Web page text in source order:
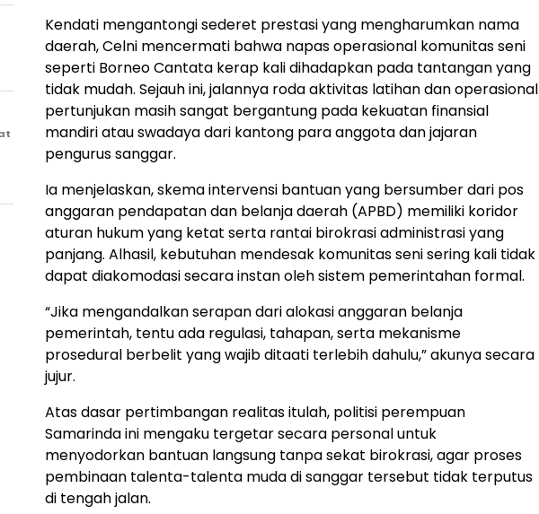
​Kendati mengantongi sederet prestasi yang mengharumkan nama
daerah, Celni mencermati bahwa napas operasional komunitas seni
seperti Borneo Cantata kerap kali dihadapkan pada tantangan yang
tidak mudah. Sejauh ini, jalannya roda aktivitas latihan dan operasional
pertunjukan masih sangat bergantung pada kekuatan finansial
mandiri atau swadaya dari kantong para anggota dan jajaran
pengurus sanggar.
​Ia menjelaskan, skema intervensi bantuan yang bersumber dari pos
anggaran pendapatan dan belanja daerah (APBD) memiliki koridor
aturan hukum yang ketat serta rantai birokrasi administrasi yang
panjang. Alhasil, kebutuhan mendesak komunitas seni sering kali tidak
dapat diakomodasi secara instan oleh sistem pemerintahan formal.
​“Jika mengandalkan serapan dari alokasi anggaran belanja
pemerintah, tentu ada regulasi, tahapan, serta mekanisme
prosedural berbelit yang wajib ditaati terlebih dahulu,” akunya secara
jujur.
​Atas dasar pertimbangan realitas itulah, politisi perempuan
Samarinda ini mengaku tergetar secara personal untuk
menyodorkan bantuan langsung tanpa sekat birokrasi, agar proses
pembinaan talenta-talenta muda di sanggar tersebut tidak terputus
di tengah jalan.